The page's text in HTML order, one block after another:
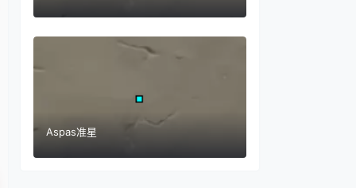
Aspas准星